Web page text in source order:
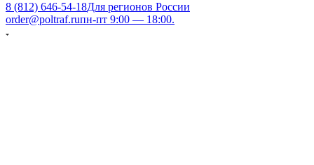
8 (812) 646-54-18Для регионов России
order@poltraf.ruпн-пт 9:00 — 18:00.